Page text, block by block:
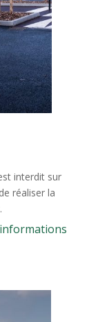
interdit sur
réaliser la